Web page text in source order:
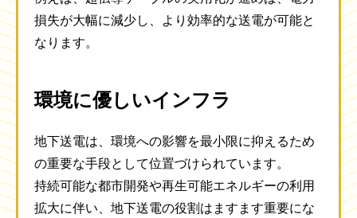
損失が大幅に減少し、より効率的な送電が可能と
なります。
環境に優しいインフラ
地下送電は、環境への影響を最小限に抑えるため
の重要な手段として位置づけられています。
持続可能な都市開発や再生可能エネルギーの利用
拡大に伴い、地下送電の役割はますます重要にな